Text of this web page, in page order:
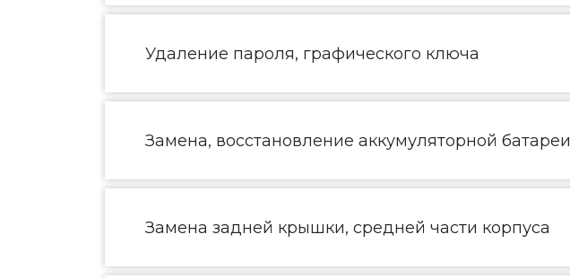
Удаление пароля, графического ключа
Замена, восстановление аккумуляторной батареи
Замена задней крышки, средней части корпуса